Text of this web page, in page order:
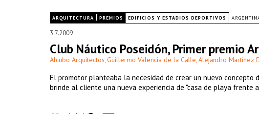
ARQUITECTURA | PREMIOS EDIFICIOS Y ESTADIOS DEPORTIVOS
3.7.2009
Club Náutico Poseidón, Primer premio
Alcubo Arquitectos, Guillermo Valencia de la Calle, Alejandro Martínez
El promotor planteaba la necesidad de crear un nuevo concepto
brinde al cliente una nueva experiencia de "casa de playa frente